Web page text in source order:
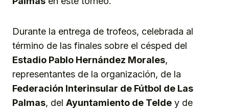
Durante la entrega de trofeos, celebrada al
término de las finales sobre el césped del
Estadio Pablo Hernández Morales,
representantes de la organización, de la
Federación Interinsular de Fútbol de Las
Palmas, del Ayuntamiento de Telde y de